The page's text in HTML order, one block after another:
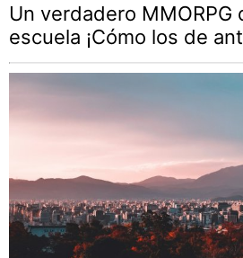
Un verdadero MMORPG
escuela ¡Cómo los de